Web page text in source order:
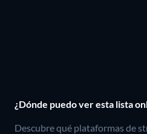
¿Dónde puedo ver esta lista
Descubre qué plataformas de